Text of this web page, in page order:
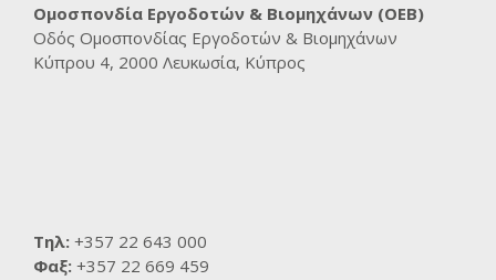
Ομοσπονδία Εργοδοτών & Βιομηχάνων (ΟΕΒ)
Οδός Ομοσπονδίας Εργοδοτών & Βιομηχάνων
Κύπρου 4, 2000 Λευκωσία, Κύπρος
Τηλ: +357 22 643 000
Φαξ: +357 22 669 459